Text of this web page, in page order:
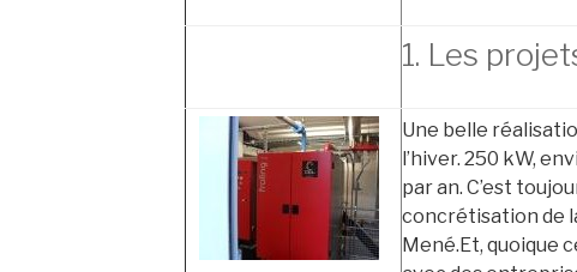
1. Les
Une belle
l’hiver. 250 kW,
par an. C’est
concrétisation de
Mené.Et, quoique